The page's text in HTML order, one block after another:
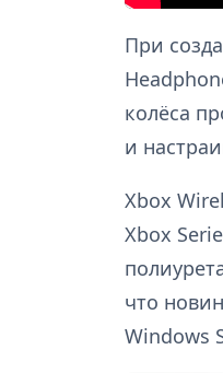
При
колёса
и
Xbox
Xbox
что
Windows